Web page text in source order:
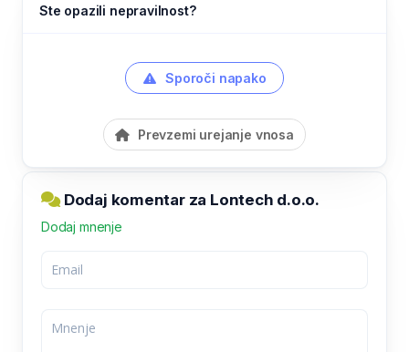
Ste opazili nepravilnost?
Sporoči napako
Prevzemi urejanje vnosa
Dodaj komentar za Lontech d.o.o.
Dodaj mnenje